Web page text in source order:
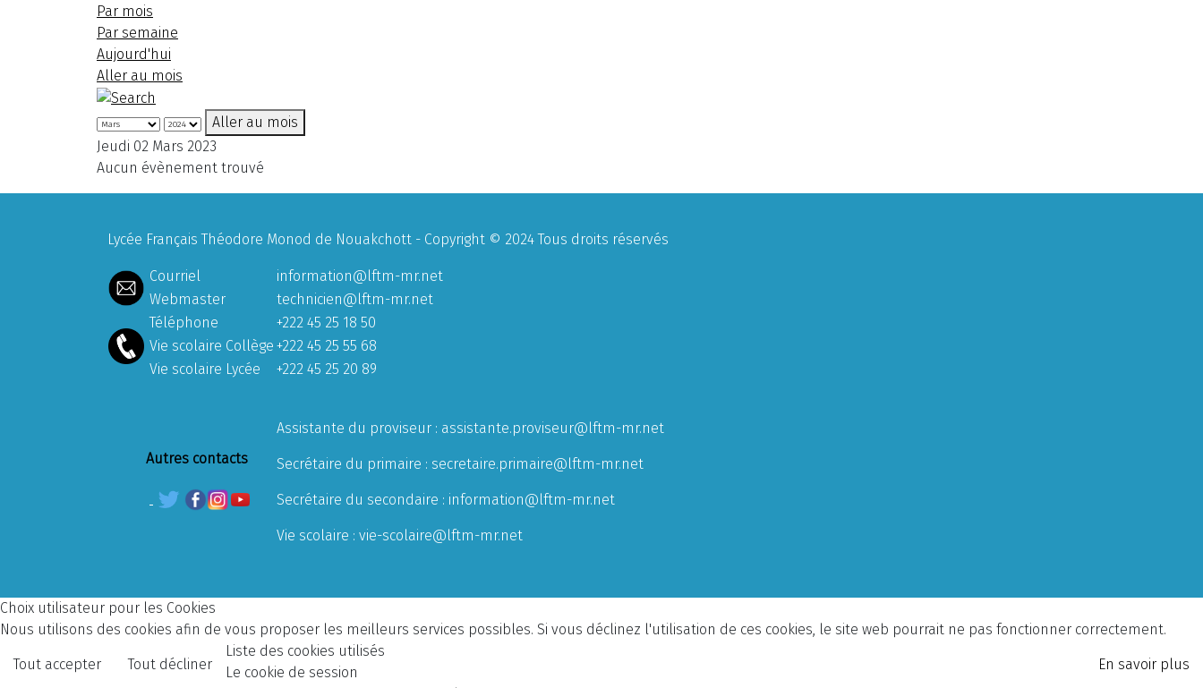
Par mois
Par semaine
Aujourd'hui
Aller au mois
Aller au mois
Jeudi 02 Mars 2023
Aucun évènement trouvé
Lycée Français Théodore Monod de Nouakchott - Copyright © 2024 Tous droits réservés
Courriel
information@lftm-mr.net
Webmaster
technicien@lftm-mr.net
Téléphone
+222 45 25 18 50
Vie scolaire Collège +222 45 25 55 68
Vie scolaire Lycée
+222 45 25 20 89
Autres contacts
Assistante du proviseur : assistante.proviseur@lftm-mr.net
Secrétaire du primaire : secretaire.primaire@lftm-mr.net
Secrétaire du secondaire : information@lftm-mr.net
Vie scolaire : vie-scolaire@lftm-mr.net
Choix utilisateur pour les Cookies
Nous utilisons des cookies afin de vous proposer les meilleurs services possibles. Si vous déclinez l'utilisation de ces cookies, le site web pourrait ne pas fonctionner correctement.
Tout accepter Tout décliner En savoir plus
Liste des cookies utilisés
Le cookie de session